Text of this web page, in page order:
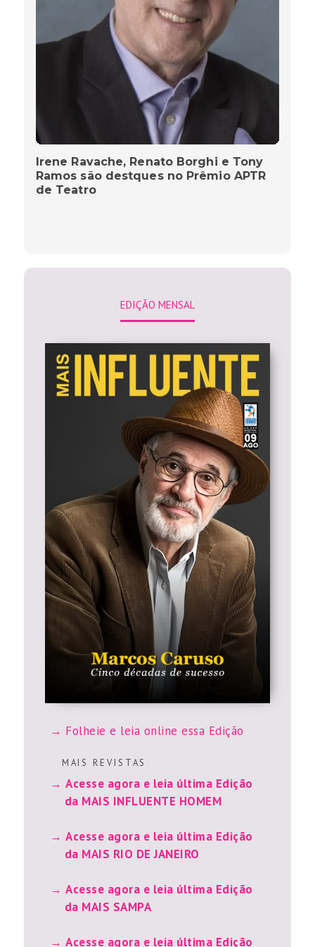
Irene Ravache, Renato Borghi e Tony
Ramos são destques no Prêmio APTR
de Teatro
EDIÇÃO MENSAL
Folheie e leia online essa Edição
M A I S R E V I S T A S
Acesse agora e leia última Edição
da MAIS INFLUENTE HOMEM
Acesse agora e leia última Edição
da MAIS RIO DE JANEIRO
Acesse agora e leia última Edição
da MAIS SAMPA
Acesse agora e leia última Edição